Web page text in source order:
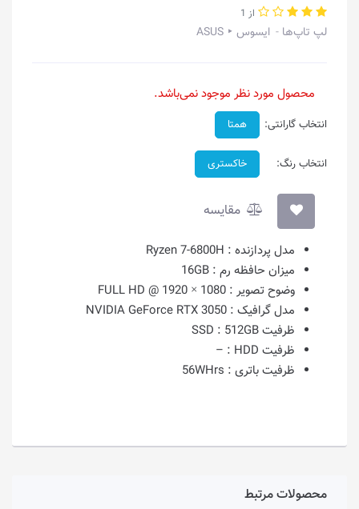
از 1
لپ تاپ‌ها ایسوس ‣ ASUS
محصول مورد نظر موجود نمی‌باشد.
انتخاب گارانتی: همتا
انتخاب رنگ: خاکستری
مقایسه
مدل پردازنده : Ryzen 7-6800H
میزان حافظه رم : 16GB
وضوح تصویر : 1080 × 1920 @ FULL HD
مدل گرافیک : NVIDIA GeForce RTX 3050
ظرفیت SSD :512GB
ظرفیت HDD :
–
ظرفیت باتری : 56WHrs
محصولات مرتبط